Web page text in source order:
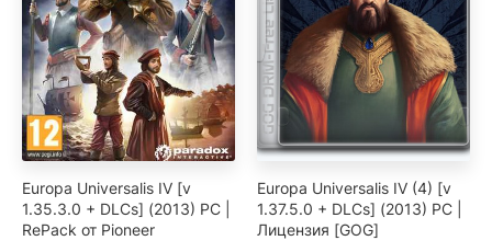
Europa Universalis IV [v
1.35.3.0 + DLCs] (2013) PC |
RePack от Pioneer
Europa Universalis IV (4) [v
1.37.5.0 + DLCs] (2013) PC |
Лицензия [GOG]